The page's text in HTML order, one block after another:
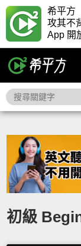
希平方
攻其不
App 開
初級